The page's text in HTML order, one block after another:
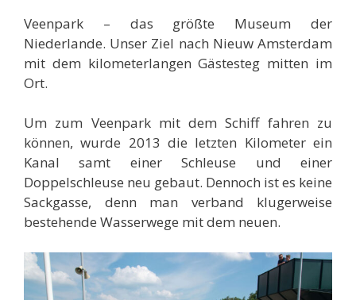
Veenpark – das größte Museum der
Niederlande. Unser Ziel nach Nieuw Amsterdam
mit dem kilometerlangen Gästesteg mitten im
Ort.
Um zum Veenpark mit dem Schiff fahren zu
können, wurde 2013 die letzten Kilometer ein
Kanal samt einer Schleuse und einer
Doppelschleuse neu gebaut. Dennoch ist es keine
Sackgasse, denn man verband klugerweise
bestehende Wasserwege mit dem neuen.